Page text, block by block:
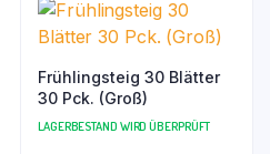
Frühlingsteig 30 Blätter
30 Pck. (Groß)
LAGERBESTAND WIRD ÜBERPRÜFT